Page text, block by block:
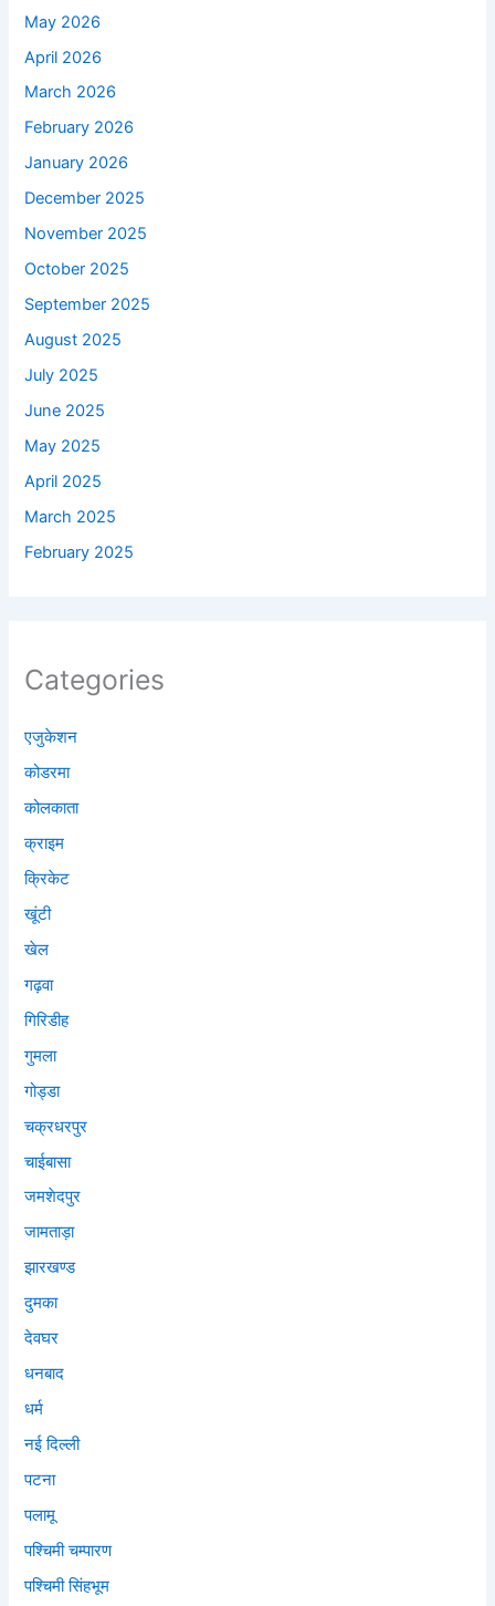
May 2026
April 2026
March 2026
February 2026
January 2026
December 2025
November 2025
October 2025
September 2025
August 2025
July 2025
June 2025
May 2025
April 2025
March 2025
February 2025
Categories
एजुकेशन
कोडरमा
कोलकाता
क्राइम
क्रिकेट
खूंटी
खेल
गढ़वा
गिरिडीह
गुमला
गोड्डा
चक्रधरपुर
चाईबासा
जमशेदपुर
जामताड़ा
झारखण्ड
दुमका
देवघर
धनबाद
धर्म
नई दिल्ली
पटना
पलामू
पश्चिमी चम्पारण
पश्चिमी सिंहभूम